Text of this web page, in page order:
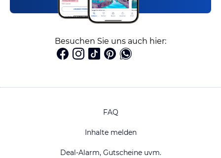
Besuchen Sie uns auch hier:
FAQ
Inhalte melden
Deal-Alarm, Gutscheine uvm.